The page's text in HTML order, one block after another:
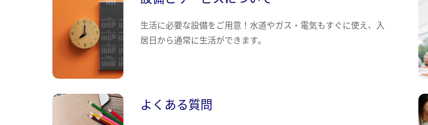
生活に必要な設備をご用意！水道やガス・電気もすぐに使え、入
居日から通常に生活ができます。
よくある質問